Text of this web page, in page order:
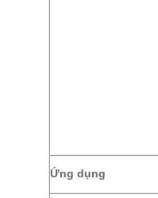
Ứng dụng